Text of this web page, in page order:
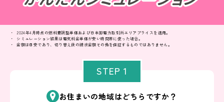
2024年4月時点の燃料費調整単価および日本卸電力取引所エリアプライスを適用。
シミュレーション結果は電気料金単価が安い時間帯に使った場合。
金額は目安であり、切り替え後の請求金額その他を保証するものではありません。
STEP 1
お住まいの地域はどちらですか？